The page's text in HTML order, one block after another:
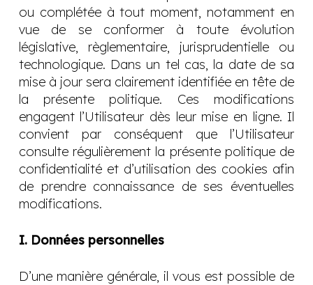
ou complétée à tout moment, notamment en
vue de se conformer à toute évolution
législative, règlementaire, jurisprudentielle ou
technologique. Dans un tel cas, la date de sa
mise à jour sera clairement identifiée en tête de
la présente politique. Ces modifications
engagent l’Utilisateur dès leur mise en ligne. Il
convient par conséquent que l’Utilisateur
consulte régulièrement la présente politique de
confidentialité et d’utilisation des cookies afin
de prendre connaissance de ses éventuelles
modifications.
I. Données personnelles
D’une manière générale, il vous est possible de